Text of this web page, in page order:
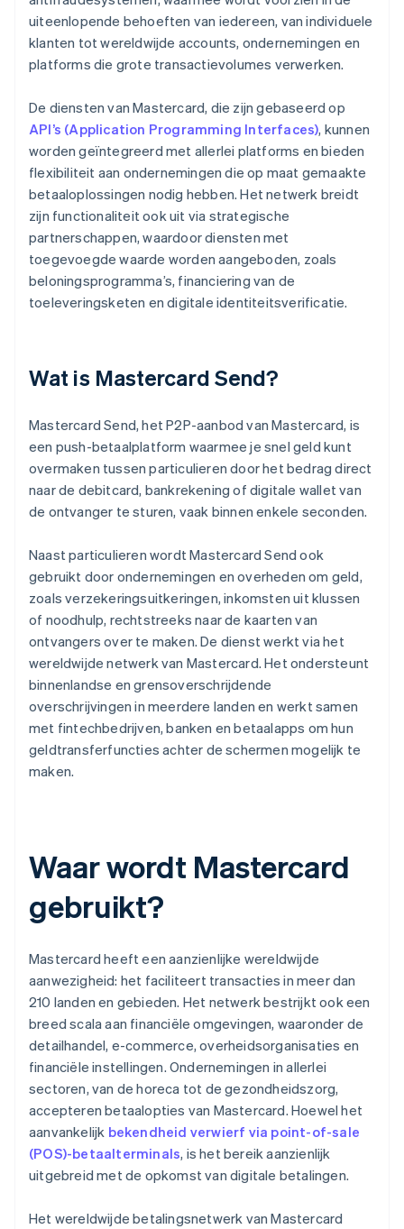
uiteenlopende behoeften van iedereen, van individuele
klanten tot wereldwijde accounts, ondernemingen en
platforms die grote transactievolumes verwerken.
De diensten van Mastercard, die zijn gebaseerd op
API’s (Application Programming Interfaces), kunnen
worden geïntegreerd met allerlei platforms en bieden
flexibiliteit aan ondernemingen die op maat gemaakte
betaaloplossingen nodig hebben. Het netwerk breidt
zijn functionaliteit ook uit via strategische
partnerschappen, waardoor diensten met
toegevoegde waarde worden aangeboden, zoals
beloningsprogramma’s, financiering van de
toeleveringsketen en digitale identiteitsverificatie.
Wat is Mastercard Send?
Mastercard Send, het P2P-aanbod van Mastercard, is
een push-betaalplatform waarmee je snel geld kunt
overmaken tussen particulieren door het bedrag direct
naar de debitcard, bankrekening of digitale wallet van
de ontvanger te sturen, vaak binnen enkele seconden.
Naast particulieren wordt Mastercard Send ook
gebruikt door ondernemingen en overheden om geld,
zoals verzekeringsuitkeringen, inkomsten uit klussen
of noodhulp, rechtstreeks naar de kaarten van
ontvangers over te maken. De dienst werkt via het
wereldwijde netwerk van Mastercard. Het ondersteunt
binnenlandse en grensoverschrijdende
overschrijvingen in meerdere landen en werkt samen
met fintechbedrijven, banken en betaalapps om hun
geldtransferfuncties achter de schermen mogelijk te
maken.
Waar wordt Mastercard
gebruikt?
Mastercard heeft een aanzienlijke wereldwijde
aanwezigheid: het faciliteert transacties in meer dan
210 landen en gebieden. Het netwerk bestrijkt ook een
breed scala aan financiële omgevingen, waaronder de
detailhandel, e-commerce, overheidsorganisaties en
financiële instellingen. Ondernemingen in allerlei
sectoren, van de horeca tot de gezondheidszorg,
accepteren betaalopties van Mastercard. Hoewel het
aanvankelijk bekendheid verwierf via point-of-sale
(POS)-betaalterminals, is het bereik aanzienlijk
uitgebreid met de opkomst van digitale betalingen.
Het wereldwijde betalingsnetwerk van Mastercard